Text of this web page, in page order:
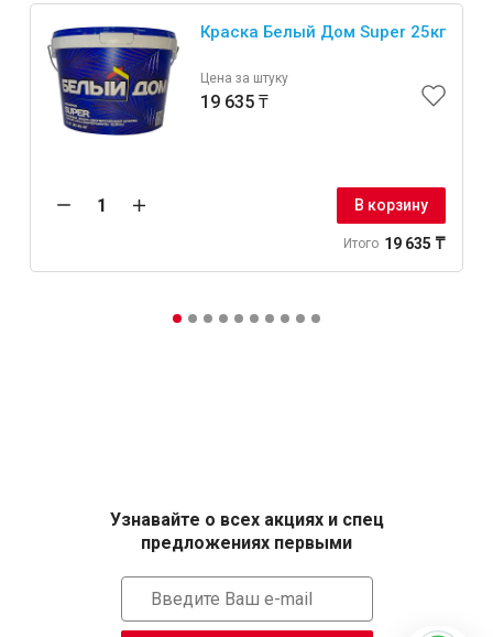
Краска Белый Дом Super 25кг
Цена за штуку
19 635 ₸
В корзину
Итого 19 635 ₸
Узнавайте о всех акциях и спец
предложениях первыми